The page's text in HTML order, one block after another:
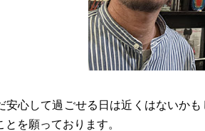
安心して過ごせる日は近くはないか
とを願っております。